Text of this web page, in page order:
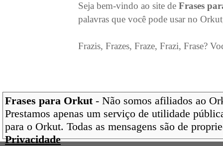
Seja bem-vindo ao site de Frases
palavras que você pode usar no
Frazis, Frazes, Fraze, Frazi, Frase?
Frases para Orkut- Não somos afiliados ao
Prestamos apenas um serviço de utilidade
para o Orkut. Todas as mensagens são de
Privacidade